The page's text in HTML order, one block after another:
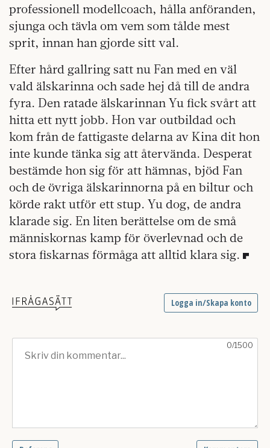
professionell modellcoach, hålla anföranden,
sjunga och tävla om vem som tålde mest
sprit, innan han gjorde sitt val.
Efter hård gallring satt nu Fan med en väl
vald älskarinna och sade hej då till de andra
fyra. Den ratade älskarinnan Yu fick svårt att
hitta ett nytt jobb. Hon var outbildad och
kom från de fattigaste delarna av Kina dit hon
inte kunde tänka sig att återvända. Desperat
bestämde hon sig för att hämnas, bjöd Fan
och de övriga älskarinnorna på en biltur och
körde rakt utför ett stup. Yu dog, de andra
klarade sig. En liten berättelse om de små
människornas kamp för överlevnad och de
stora fiskarnas förmåga att alltid klara sig.